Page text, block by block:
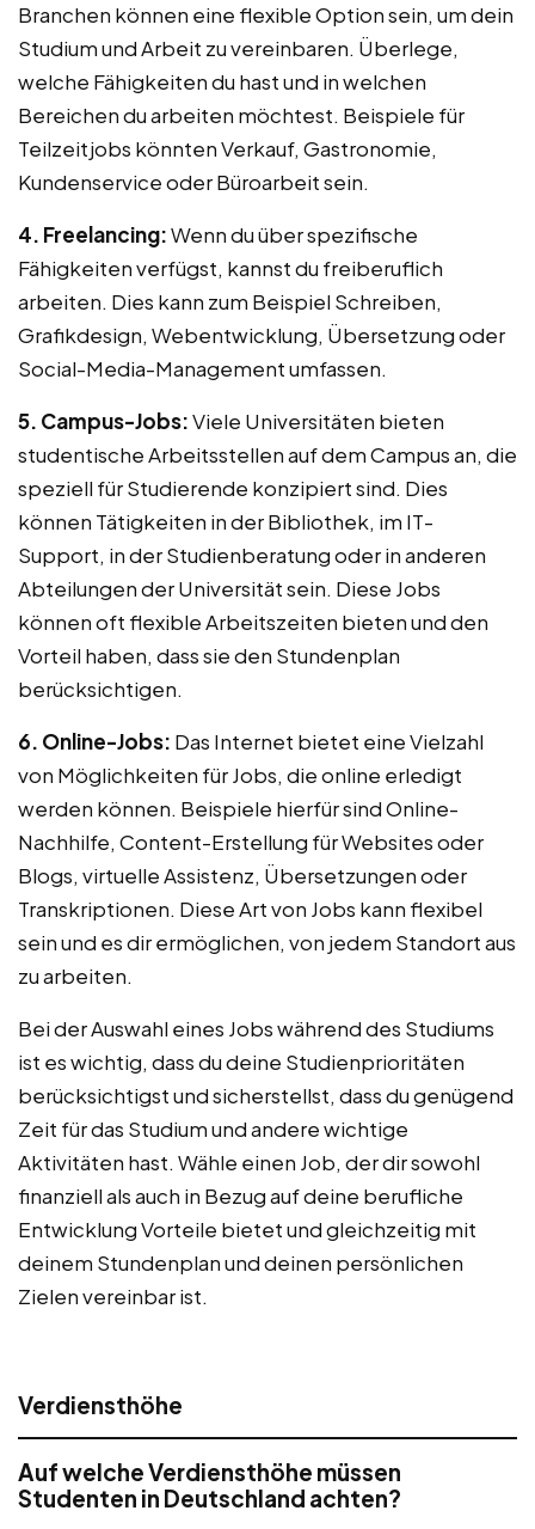
Branchen können eine flexible Option sein, um dein
Studium und Arbeit zu vereinbaren. Überlege,
welche Fähigkeiten du hast und in welchen
Bereichen du arbeiten möchtest. Beispiele für
Teilzeitjobs könnten Verkauf, Gastronomie,
Kundenservice oder Büroarbeit sein.
4. Freelancing:Wenn du über spezifische
Fähigkeiten verfügst, kannst du freiberuflich
arbeiten. Dies kann zum Beispiel Schreiben,
Grafikdesign, Webentwicklung, Übersetzung oder
Social-Media-Management umfassen.
5. Campus-Jobs:Viele Universitäten bieten
studentische Arbeitsstellen auf dem Campus an, die
speziell für Studierende konzipiert sind. Dies
können Tätigkeiten in der Bibliothek, im IT-
Support, in der Studienberatung oder in anderen
Abteilungen der Universität sein. Diese Jobs
können oft flexible Arbeitszeiten bieten und den
Vorteil haben, dass sie den Stundenplan
berücksichtigen.
6. Online-Jobs: Das Internet bietet eine Vielzahl
von Möglichkeiten für Jobs, die online erledigt
werden können. Beispiele hierfür sind Online-
Nachhilfe, Content-Erstellung für Websites oder
Blogs, virtuelle Assistenz, Übersetzungen oder
Transkriptionen. Diese Art von Jobs kann flexibel
sein und es dir ermöglichen, von jedem Standort aus
zu arbeiten.
Bei der Auswahl eines Jobs während des Studiums
ist es wichtig, dass du deine Studienprioritäten
berücksichtigst und sicherstellst, dass du genügend
Zeit für das Studium und andere wichtige
Aktivitäten hast. Wähle einen Job, der dir sowohl
finanziell als auch in Bezug auf deine berufliche
Entwicklung Vorteile bietet und gleichzeitig mit
deinem Stundenplan und deinen persönlichen
Zielen vereinbar ist.
Verdiensthöhe
Auf welche Verdiensthöhe müssen
Studenten in Deutschland achten?